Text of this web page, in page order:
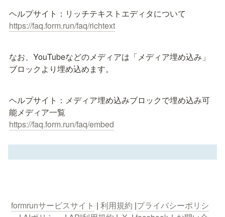
https://faq.form.run/faq/richtext
なお、YouTubeなどのメディアは「メディア埋め込み」
ブロックより埋め込めます。
ヘルプサイト：メディア埋め込みブロックで埋め込み可
https://faq.form.run/faq/embed
formrunサービスサイト | 利用規約 |プライバシーポリシ